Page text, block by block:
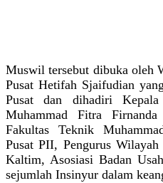
Muswil tersebut dibuka oleh
Pusat Hetifah Sjaifudian
Pusat dan dihadiri
Muhammad Fitra
Fakultas Teknik
Pusat PII, Pengurus
Kaltim, Asosiasi Badan
sejumlah Insinyur dalam